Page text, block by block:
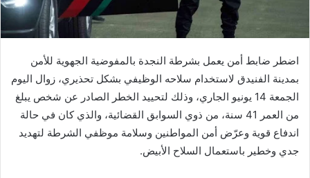
اضطر ضابط أمن يعمل بشرطة النجدة بالمفوضية الجهوية للأمن
بمدينة الفنيدق لاستخدام سلاحه الوظيفي بشكل تحذيري، زوال اليوم
الجمعة 14 يونيو الجاري، وذلك لتحييد الخطر الصادر عن شخص يبلغ
من العمر 41 سنة، من ذوي السوابق القضائية، والذي كان في حالة
اندفاع قوية وعرّض أمن المواطنين وسلامة موظفي الشرطة لتهديد
جدي وخطير باستعمال السلاح الأبيض.